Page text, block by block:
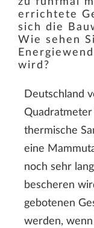
errichtete
sich die
Wie sehen
wird?
Deutschland
Quadratmeter
thermische
eine
noch sehr
bescheren
gebotenen
werden,